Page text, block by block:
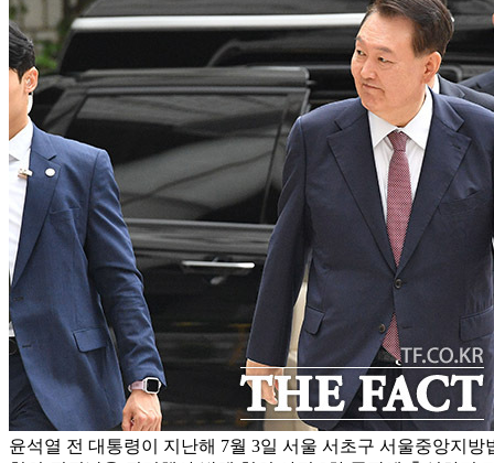
윤석열 전 대통령이 지난해 7월 3일 서울 서초구 서울중앙지